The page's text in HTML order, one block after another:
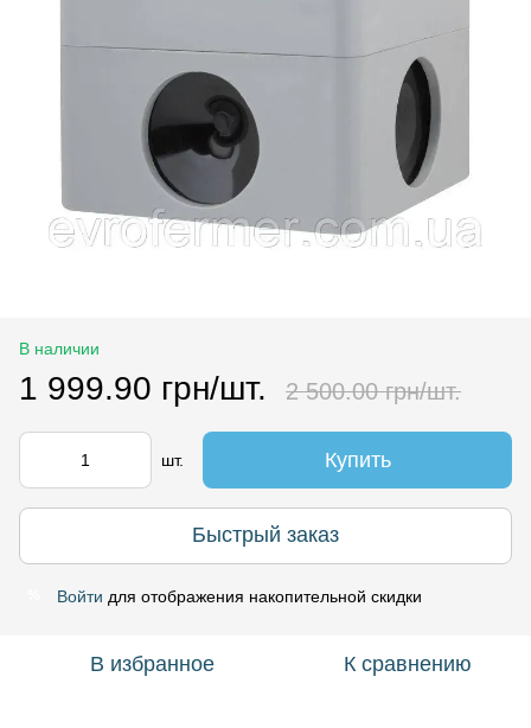
В наличии
1 999.90 грн/шт. 2 500.00 грн/шт.
шт. Купить
Быстрый заказ
Войти для отображения накопительной скидки
В избранное К сравнению